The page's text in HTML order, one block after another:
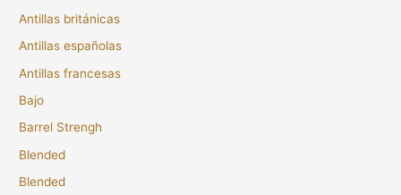
Antillas británicas
Antillas españolas
Antillas francesas
Bajo
Barrel Strengh
Blended
Blended